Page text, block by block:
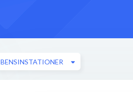
BENSINSTATIONER